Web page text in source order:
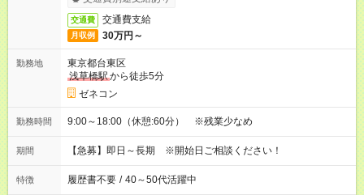
交通費 交通費支給
月収例 30万円～
勤務地
東京都台東区
浅草橋駅から徒歩5分
ゼネコン
勤務時間 9:00～18:00（休憩:60分） ※残業少なめ
期間 【急募】即日～長期 ※開始日ご相談ください！
特徴 履歴書不要 / 40～50代活躍中